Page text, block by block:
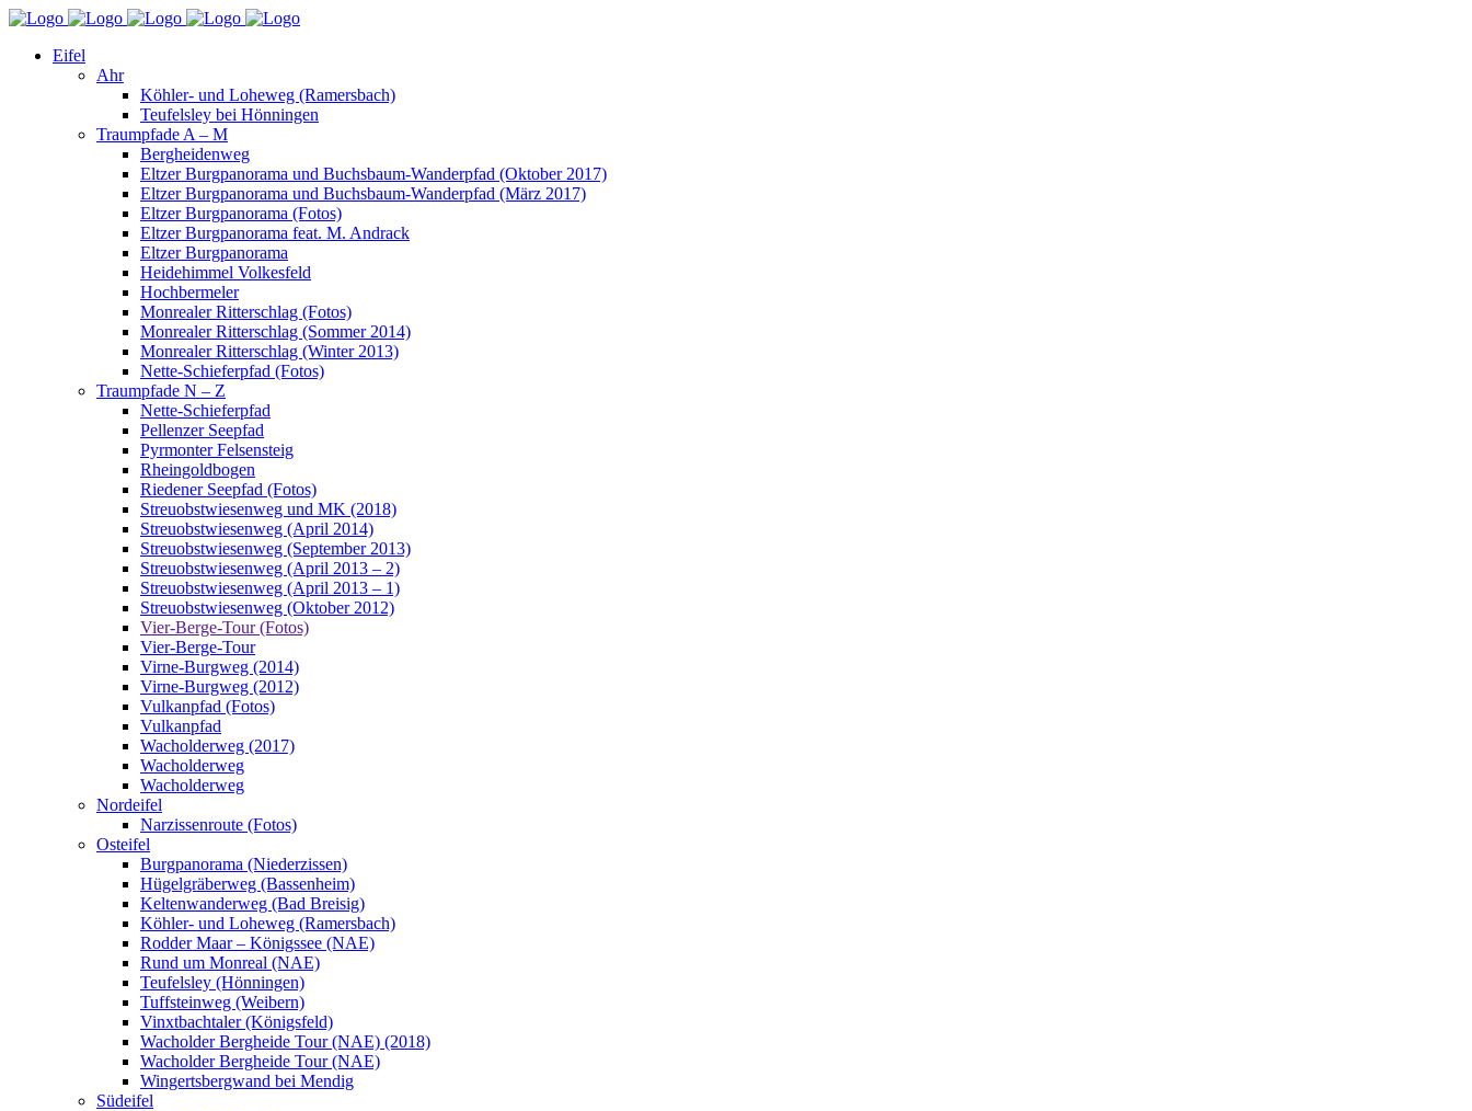
Eifel
Ahr
Köhler- und Loheweg (Ramersbach)
Teufelsley bei Hönningen
Traumpfade A – M
Bergheidenweg
Eltzer Burgpanorama und Buchsbaum-Wanderpfad (Oktober 2017)
Eltzer Burgpanorama und Buchsbaum-Wanderpfad (März 2017)
Eltzer Burgpanorama (Fotos)
Eltzer Burgpanorama feat. M. Andrack
Eltzer Burgpanorama
Heidehimmel Volkesfeld
Hochbermeler
Monrealer Ritterschlag (Fotos)
Monrealer Ritterschlag (Sommer 2014)
Monrealer Ritterschlag (Winter 2013)
Nette-Schieferpfad (Fotos)
Traumpfade N – Z
Nette-Schieferpfad
Pellenzer Seepfad
Pyrmonter Felsensteig
Rheingoldbogen
Riedener Seepfad (Fotos)
Streuobstwiesenweg und MK (2018)
Streuobstwiesenweg (April 2014)
Streuobstwiesenweg (September 2013)
Streuobstwiesenweg (April 2013 – 2)
Streuobstwiesenweg (April 2013 – 1)
Streuobstwiesenweg (Oktober 2012)
Vier-Berge-Tour (Fotos)
Vier-Berge-Tour
Virne-Burgweg (2014)
Virne-Burgweg (2012)
Vulkanpfad (Fotos)
Vulkanpfad
Wacholderweg (2017)
Wacholderweg
Wacholderweg
Nordeifel
Narzissenroute (Fotos)
Osteifel
Burgpanorama (Niederzissen)
Hügelgräberweg (Bassenheim)
Keltenwanderweg (Bad Breisig)
Köhler- und Loheweg (Ramersbach)
Rodder Maar – Königssee (NAE)
Rund um Monreal (NAE)
Teufelsley (Hönningen)
Tuffsteinweg (Weibern)
Vinxtbachtaler (Königsfeld)
Wacholder Bergheide Tour (NAE) (2018)
Wacholder Bergheide Tour (NAE)
Wingertsbergwand bei Mendig
Südeifel